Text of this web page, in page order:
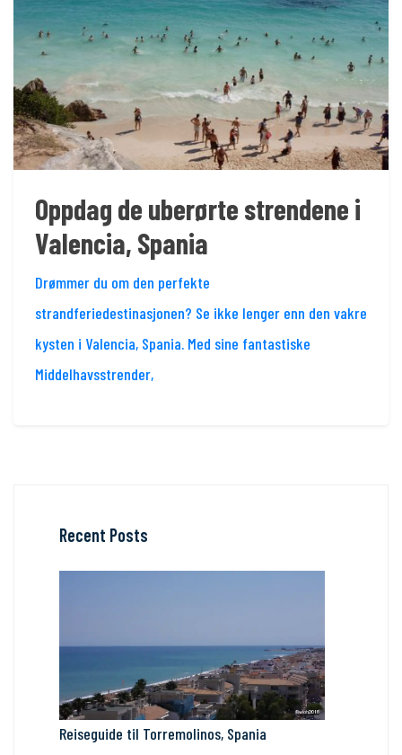
Oppdag de uberørte strendene i
Valencia, Spania
Drømmer du om den perfekte
strandferiedestinasjonen? Se ikke lenger enn den vakre
kysten i Valencia, Spania. Med sine fantastiske
Middelhavsstrender,
Recent Posts
Reiseguide til Torremolinos, Spania